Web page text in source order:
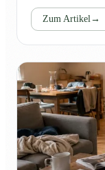
Zum Artikel→